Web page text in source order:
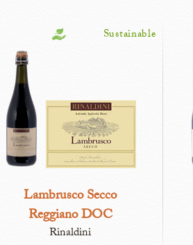
Sustainable
Lambrusco Secco
Reggiano DOC
Rinaldini